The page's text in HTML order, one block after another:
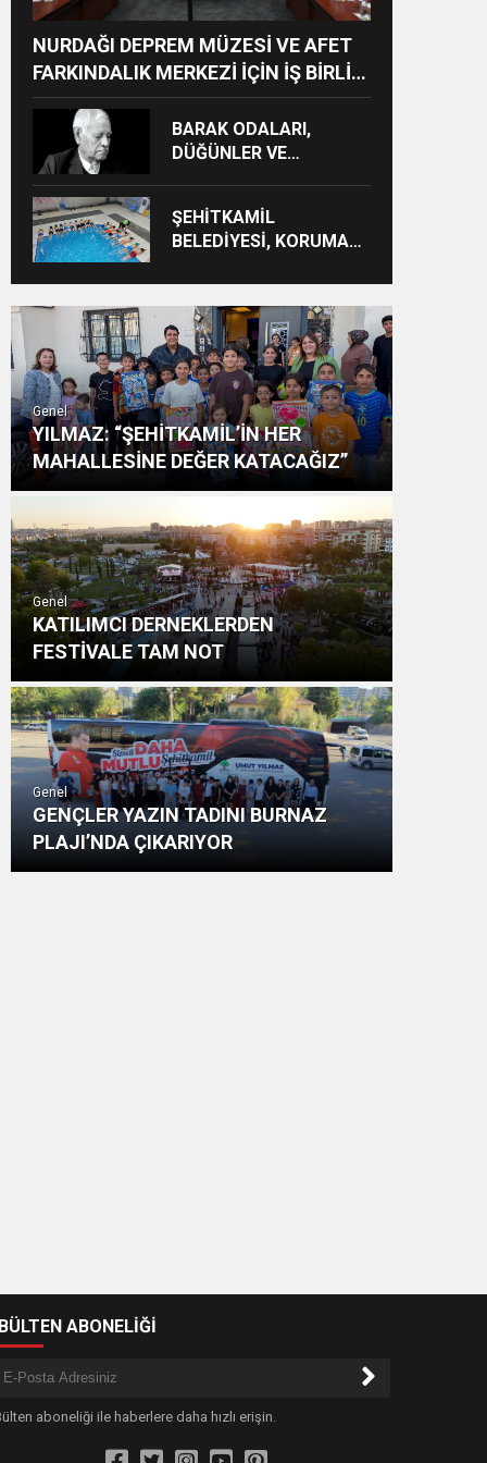
NURDAĞI DEPREM MÜZESİ VE AFET
FARKINDALIK MERKEZİ İÇİN İŞ BİRLİĞİ
PROTOKOLÜ İMZALANDI
BARAK ODALARI,
DÜĞÜNLER VE
ŞEHİTKAMİL
BELEDİYESİ, KORUMA
SPORLA
BULUŞTURUYOR
Genel
YILMAZ: “ŞEHİTKAMİL’İN HER
MAHALLESİNE DEĞER KATACAĞIZ”
Genel
KATILIMCI DERNEKLERDEN
FESTİVALE TAM NOT
Genel
GENÇLER YAZIN TADINI BURNAZ
PLAJI’NDA ÇIKARIYOR
ABONELİĞİ
aboneliği ile haberlere daha hızlı erişin.